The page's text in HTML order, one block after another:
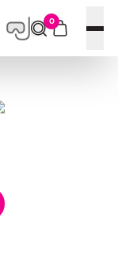
פתח תפריט
0